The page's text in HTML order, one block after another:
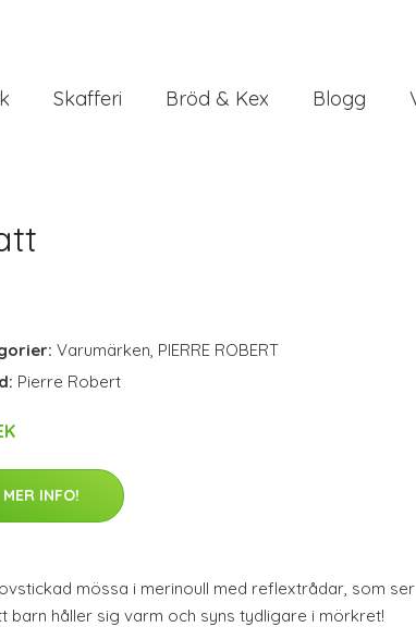
Skafferi Bröd & Kex Blogg
Varumärken, PIERRE ROBERT
Pierre Robert
MER INFO!
mössa i merinoull med reflextrådar, som ser
barn håller sig varm och syns tydligare i mörkret!